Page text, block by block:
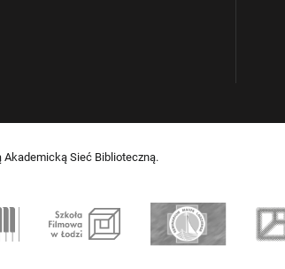
Sieć Biblioteczną.